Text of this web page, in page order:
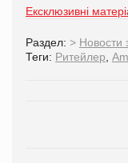
Ексклюзивні
Раздел: > Новости
Теги: Ритейлер